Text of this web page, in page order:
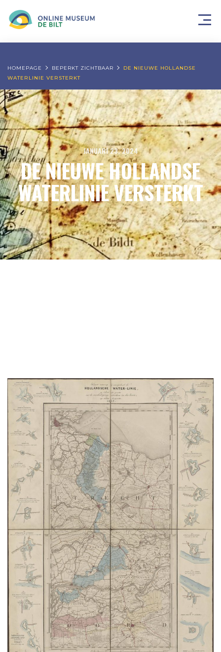
HOMEPAGE BEPERKT ZICHTBAAR
DE NIEUWE HOLLANDSE
WATERLINIE VERSTERKT
JANUARI 23, 2024
DE NIEUWE HOLLANDSE
WATERLINIE VERSTERKT